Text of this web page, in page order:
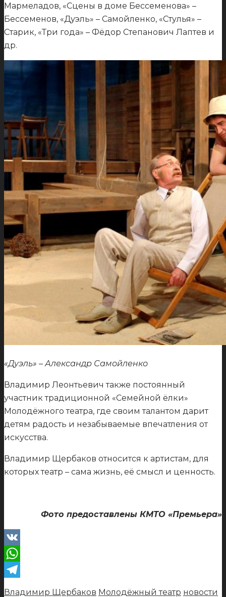
Мармеладов, «Сцены в доме Бессеменова» –
Бессеменов, «Дуэль» – Самойленко, «Стулья» –
Старик, «Три года» – Фёдор Степанович Лаптев и
др.
«Дуэль» – Александр Самойленко
Владимир Леонтьевич также постоянный
участник традиционной «Семейной ёлки»
Молодёжного театра, где своим талантом дарит
детям радость и незабываемые впечатления от
искусства.
Владимир Щербаков относится к артистам, для
которых театр – сама жизнь, её смысл и ценность.
Фото предоставлены КМТО «Премьера»
VK
WhatsApp
Владимир Щербаков Молодёжный театр новости